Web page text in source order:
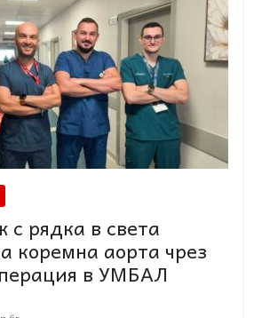
рядка в света
коремна аорта чрез
в УМБАЛ